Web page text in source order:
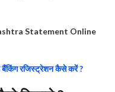
Statement Online
रजिस्ट्रेशन कैसे करें ?